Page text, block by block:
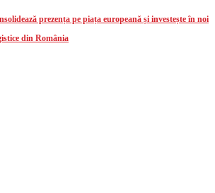
prezența pe piața europeană și investește în noi
din România